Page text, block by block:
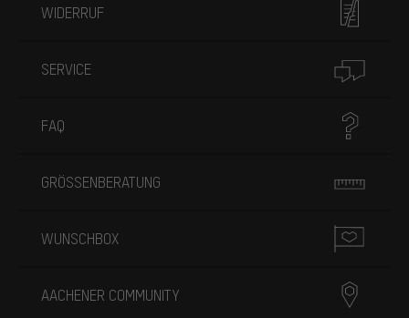
WIDERRUF
SERVICE
FAQ
GRÖSSENBERATUNG
WUNSCHBOX
AACHENER COMMUNITY